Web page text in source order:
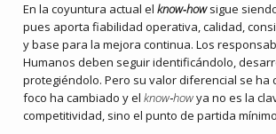
En la coyuntura actual elknow‑howsigue
pues aporta fiabilidad operativa, calidad,
y base para la mejora continua. Los
Humanos deben seguir identificándolo,
protegiéndolo. Pero su valor diferencial se ha
foco ha cambiado y elknow‑howya no es la
competitividad, sino el punto de partida